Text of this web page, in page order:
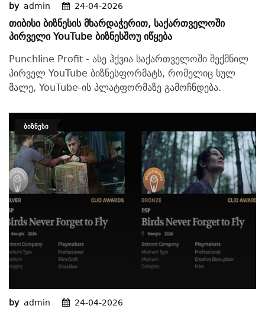
by admin 24-04-2026
Თიბისი Ბიზნესის Მხარდაჭერით, Საქართველოში
Პირველი YouTube Ბიზნესშოუ Იწყება
Punchline Profit - ასე ჰქვია საქართველოში შექმნილ
პირველ YouTube ბიზნესფორმატს, რომელიც სულ
მალე, YouTube-ის პლატფორმაზე გამოჩნდება.
ᲑᲘᲖᲜᲔᲡᲘ
by admin 24-04-2026